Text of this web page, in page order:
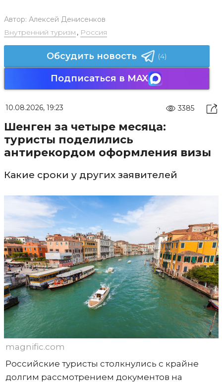
Автор: Алексей Денисенков
Внутренний туризм , Россия
Обсудить новость (4)
Подписаться в MAX
10.08.2026, 19:23 3385
Шенген за четыре месяца:
туристы поделились
антирекордом оформления визы
Какие сроки у других заявителей
magnific.com
Российские туристы столкнулись с крайне
долгим рассмотрением документов на